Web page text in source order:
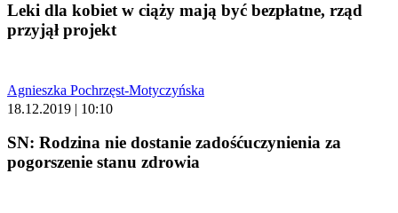
Leki dla kobiet w ciąży mają być bezpłatne, rząd
przyjął projekt
Agnieszka Pochrzęst-Motyczyńska
18.12.2019 | 10:10
SN: Rodzina nie dostanie zadośćuczynienia za
pogorszenie stanu zdrowia